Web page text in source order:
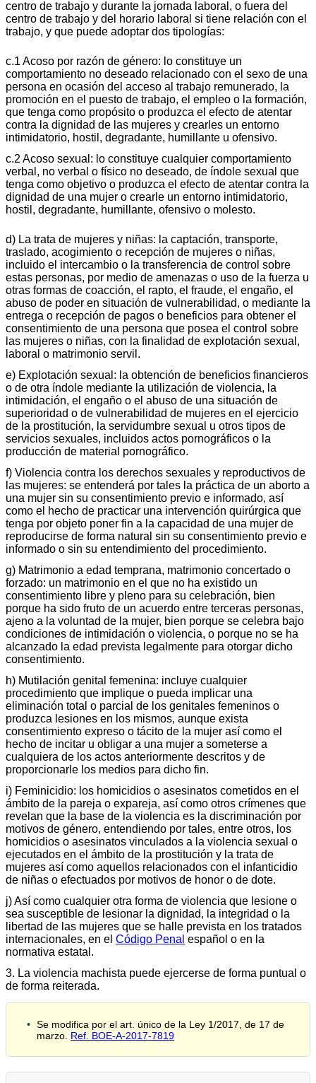
centro de trabajo y durante la jornada laboral, o fuera del
centro de trabajo y del horario laboral si tiene relación con el
trabajo, y que puede adoptar dos tipologías:
c.1 Acoso por razón de género: lo constituye un
comportamiento no deseado relacionado con el sexo de una
persona en ocasión del acceso al trabajo remunerado, la
promoción en el puesto de trabajo, el empleo o la formación,
que tenga como propósito o produzca el efecto de atentar
contra la dignidad de las mujeres y crearles un entorno
intimidatorio, hostil, degradante, humillante u ofensivo.
c.2 Acoso sexual: lo constituye cualquier comportamiento
verbal, no verbal o físico no deseado, de índole sexual que
tenga como objetivo o produzca el efecto de atentar contra la
dignidad de una mujer o crearle un entorno intimidatorio,
hostil, degradante, humillante, ofensivo o molesto.
d) La trata de mujeres y niñas: la captación, transporte,
traslado, acogimiento o recepción de mujeres o niñas,
incluido el intercambio o la transferencia de control sobre
estas personas, por medio de amenazas o uso de la fuerza u
otras formas de coacción, el rapto, el fraude, el engaño, el
abuso de poder en situación de vulnerabilidad, o mediante la
entrega o recepción de pagos o beneficios para obtener el
consentimiento de una persona que posea el control sobre
las mujeres o niñas, con la finalidad de explotación sexual,
laboral o matrimonio servil.
e) Explotación sexual: la obtención de beneficios financieros
o de otra índole mediante la utilización de violencia, la
intimidación, el engaño o el abuso de una situación de
superioridad o de vulnerabilidad de mujeres en el ejercicio
de la prostitución, la servidumbre sexual u otros tipos de
servicios sexuales, incluidos actos pornográficos o la
producción de material pornográfico.
f) Violencia contra los derechos sexuales y reproductivos de
las mujeres: se entenderá por tales la práctica de un aborto a
una mujer sin su consentimiento previo e informado, así
como el hecho de practicar una intervención quirúrgica que
tenga por objeto poner fin a la capacidad de una mujer de
reproducirse de forma natural sin su consentimiento previo e
informado o sin su entendimiento del procedimiento.
g) Matrimonio a edad temprana, matrimonio concertado o
forzado: un matrimonio en el que no ha existido un
consentimiento libre y pleno para su celebración, bien
porque ha sido fruto de un acuerdo entre terceras personas,
ajeno a la voluntad de la mujer, bien porque se celebra bajo
condiciones de intimidación o violencia, o porque no se ha
alcanzado la edad prevista legalmente para otorgar dicho
consentimiento.
h) Mutilación genital femenina: incluye cualquier
procedimiento que implique o pueda implicar una
eliminación total o parcial de los genitales femeninos o
produzca lesiones en los mismos, aunque exista
consentimiento expreso o tácito de la mujer así como el
hecho de incitar u obligar a una mujer a someterse a
cualquiera de los actos anteriormente descritos y de
proporcionarle los medios para dicho fin.
i) Feminicidio: los homicidios o asesinatos cometidos en el
ámbito de la pareja o expareja, así como otros crímenes que
revelan que la base de la violencia es la discriminación por
motivos de género, entendiendo por tales, entre otros, los
homicidios o asesinatos vinculados a la violencia sexual o
ejecutados en el ámbito de la prostitución y la trata de
mujeres así como aquellos relacionados con el infanticidio
de niñas o efectuados por motivos de honor o de dote.
j) Así como cualquier otra forma de violencia que lesione o
sea susceptible de lesionar la dignidad, la integridad o la
libertad de las mujeres que se halle prevista en los tratados
internacionales, en el Código Penal español o en la
normativa estatal.
3. La violencia machista puede ejercerse de forma puntual o
de forma reiterada.
Se modifica por el art. único de la Ley 1/2017, de 17 de
marzo. Ref. BOE-A-2017-7819